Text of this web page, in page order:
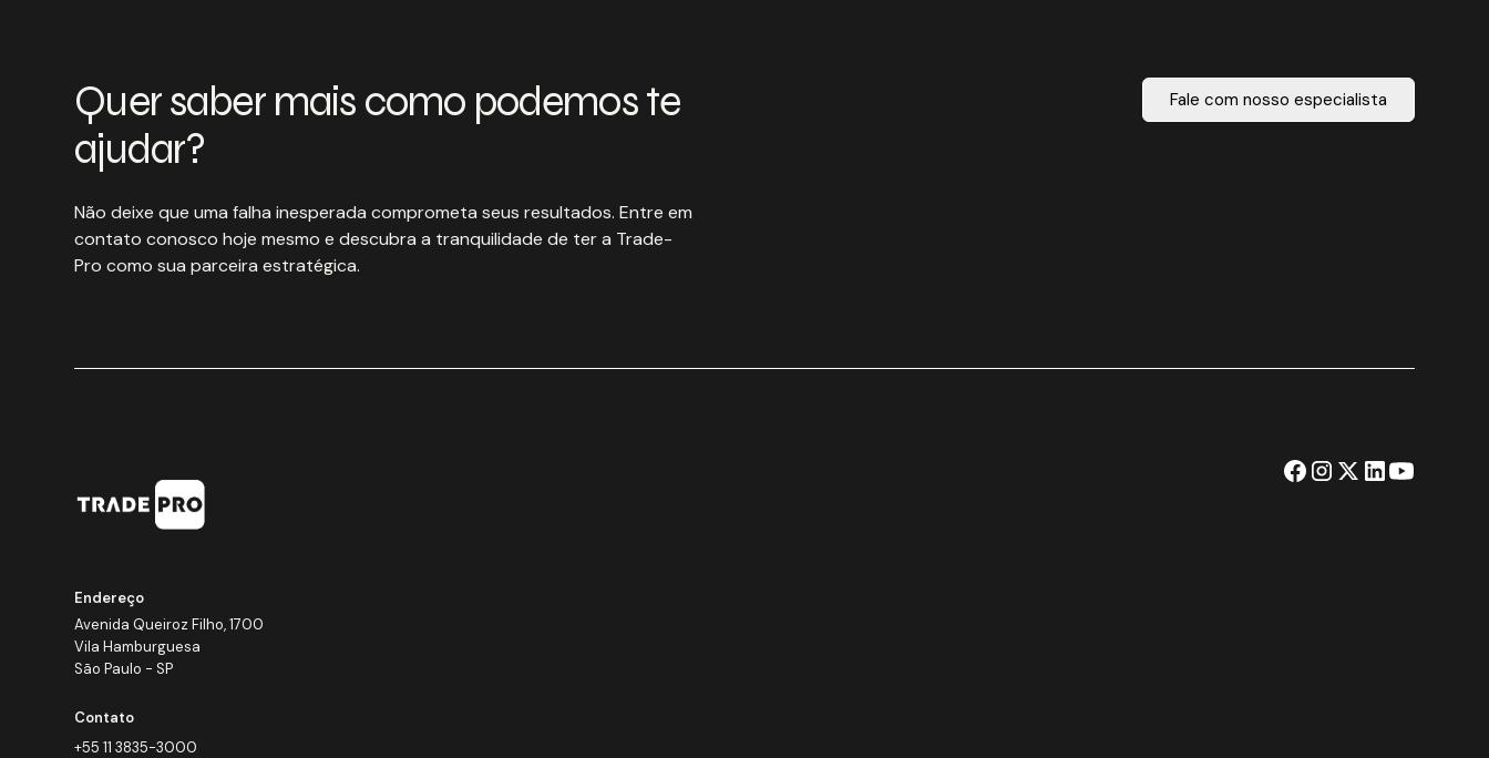
Quer saber mais como podemos te
ajudar?
Não deixe que uma falha inesperada comprometa seus resultados. Entre em
contato conosco hoje mesmo e descubra a tranquilidade de ter a Trade-
Pro como sua parceira estratégica.
Fale com nosso especialista
Endereço
Avenida Queiroz Filho, 1700
Vila Hamburguesa
São Paulo - SP
Contato
+55 11 3835-3000